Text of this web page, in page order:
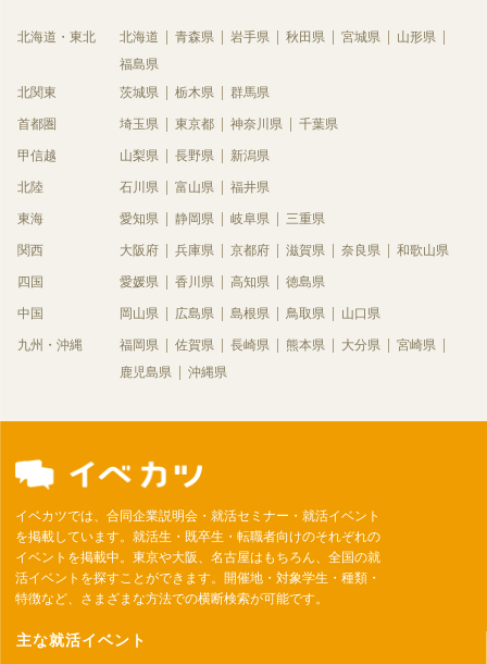
北海道・東北 北海道 青森県 岩手県 秋田県 宮城県
山形県
福島県
北関東
茨城県 栃木県 群馬県
首都圏 埼玉県 東京都 神奈川県 千葉県
甲信越 山梨県 長野県 新潟県
北陸 石川県 富山県 福井県
東海 愛知県 静岡県 岐阜県 三重県
関西 大阪府 兵庫県 京都府 滋賀県 奈良県 和歌山県
四国 愛媛県 香川県 高知県 徳島県
中国 岡山県 広島県 島根県 鳥取県 山口県
九州・沖縄 福岡県 佐賀県 長崎県 熊本県 大分県
宮崎県
鹿児島県
沖縄県
イベカツでは、合同企業説明会・就活セミナー・就活イベント
を掲載しています。就活生・既卒生・転職者向けのそれぞれの
イベントを掲載中。東京や大阪、名古屋はもちろん、全国の就
活イベントを探すことができます。開催地・対象学生・種類・
特徴など、さまざまな方法での横断検索が可能です。
主な就活イベント